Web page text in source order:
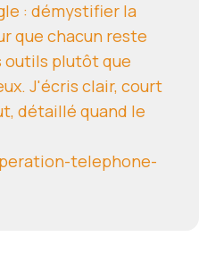
: démystifier la
que chacun reste
outils plutôt que
J'écris clair, court
détaillé quand le
telephone-